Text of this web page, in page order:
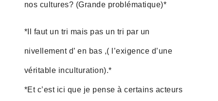
nos cultures? (Grande problématique)*
*Il faut un tri mais pas un tri par un
nivellement d’ en bas ,( l’exigence d’une
véritable inculturation).*
*Et c’est ici que je pense à certains acteurs